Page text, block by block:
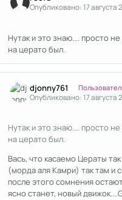
Опубликовано:17 августа
Нутак и это знаю.... просто
на церато был.
djonny761
Опубликовано:17 августа
Нутак и это знаю.... просто
на церато был.
Вась, что касаемо Цераты
(морда аля Камри) так там и
после этого сомнения
ясно станет, новый